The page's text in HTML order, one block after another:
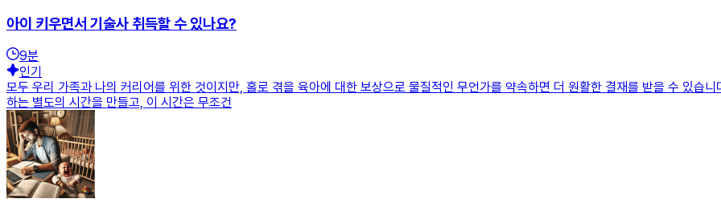
아이 키우면서 기술사 취득할 수 있나요?
9분
인기
모두 우리 가족과 나의 커리어를 위한 것이지만, 홀로 겪을 육아에 대한 보상으로 물질적인 무언가를 약속하면 더 원활한 결재를 받을 수 있습
하는 별도의 시간을 만들고, 이 시간은 무조건